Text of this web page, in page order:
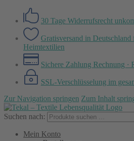
30 Tage Widerrufsrecht
Gratisversand in Deutschland
Heimtextilien
Sichere Zahlung Rechnung ·
SSL-Verschlüsselung im
Zur Navigation springen Zum Inhalt
Suchen nach:
Mein Konto